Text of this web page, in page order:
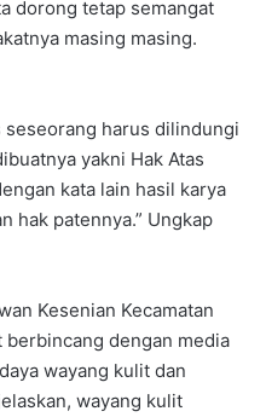
dorong tetap semangat
masing masing.
harus dilindungi
yakni Hak Atas
kata lain hasil karya
hak patennya.” Ungkap
Kesenian Kecamatan
berbincang dengan media
wayang kulit dan
wayang kulit